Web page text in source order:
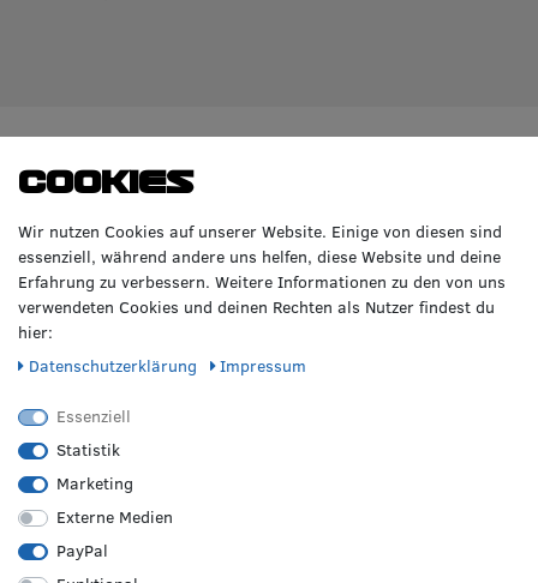
GERNE!
Heinrich-Hasemeier-Straße 36
49076 Osnabrück
Telefon: 0541 / 800 085 06
WhatsApp: 0541 / 800 085 06
Fax: 0541 / 40 99 084
BMW
Mercedes Benz
AMG
Audi
Sonstige Marken
REIFEN &
Sommerreifen
Winterreifen
Cookies
Wir nutzen Cookies auf unserer Website. Einige von diesen sind
essenziell, während andere uns helfen, diese Website und deine
Erfahrung zu verbessern. Weitere Informationen zu den von uns
verwendeten Cookies und deinen Rechten als Nutzer findest du
hier:
Daten­schutz­erklärung
Impressum
Essenziell
Statistik
Marketing
Externe Medien
PayPal